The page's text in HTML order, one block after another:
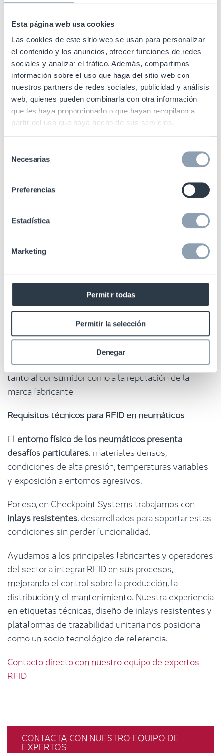
Esta página web usa cookies
Las cookies de este sitio web se usan para personalizar
el contenido y los anuncios, ofrecer funciones de redes
sociales y analizar el tráfico. Además, compartimos
información sobre el uso que haga del sitio web con
nuestros partners de redes sociales, publicidad y análisis
web, quienes pueden combinarla con otra información
que les haya proporcionado o que hayan recopilado a
partir del uso que haya hecho de sus servicios.
Necesarias
Preferencias
Estadística
Marketing
Permitir todas
Permitir la selección
Denegar
producción, fecha, línea, lote, pruebas superadas y
resultados. Todo este histórico queda vinculado al
identificador único de forma segura y automatizada.
Gestión logística y distribución
La RFID permite realizarinventarios instantáneos
sin contacto visual, clasificar neumáticos
automáticamentey trazar cada unidad desde la
los portales RFID. Además, agiliza procesos de envío,
Trazabilidad postventa y mantenimiento
Los talleres y flotas pueden
registrar operaciones de
recauchutado, vinculando esa información al
neumático en sí y no al vehículo.
Esto mejora la
seguridad y permite una gestión mucho más precisa
del ciclo de vida.
Prevención de fraude y falsificaciones
Con la RFID se puede verificar la autenticidad del
producto y prevenir el uso de neumáticos fuera de
normativa o falsificados. Esto es clave para proteger
tanto al consumidor como a la reputación de la
marca fabricante.
Requisitos técnicos para RFID en neumáticos
El entorno físico de los neumáticos presenta
desafíos particulares: materiales densos,
condiciones de alta presión, temperaturas variables
y exposición a entornos agresivos.
Por eso, en Checkpoint Systems trabajamos con
inlays resistentes, desarrollados para soportar estas
condiciones sin perder funcionalidad.
Ayudamos a los principales fabricantes y operadores
del sector a integrar RFID en sus procesos,
mejorando el control sobre la producción, la
distribución y el mantenimiento. Nuestra experiencia
en etiquetas técnicas, diseño de inlays resistentes y
plataformas de trazabilidad unitaria nos posiciona
como un socio tecnológico de referencia.
Contacto directo con nuestro equipo de expertos
RFID
CONTACTA CON NUESTRO EQUIPO DE
EXPERTOS